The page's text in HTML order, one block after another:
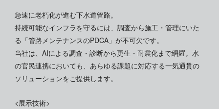
急速に老朽化が進む下水道管路。
持続可能なインフラを守るには、調査から施工・管理にいた
る「管路メンテナンスのPDCA」が不可欠です。
当社は、AIによる調査・診断から更生・耐震化まで網羅。水
の官民連携においても、あらゆる課題に対応する一気通貫の
ソリューションをご提供します。
<展示技術>